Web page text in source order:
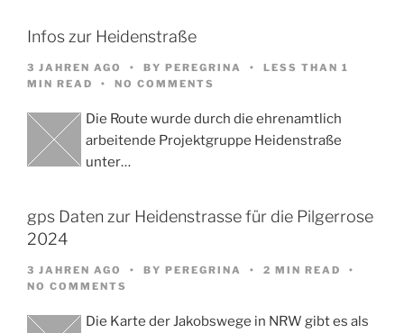
Infos zur Heidenstraße
3 JAHREN AGO BY PEREGRINA
LESS THAN 1
MIN READ
NO COMMENTS
Die Route wurde durch die ehrenamtlich
arbeitende Projektgruppe Heidenstraße
unter…
gps Daten zur Heidenstrasse für die Pilgerrose
2024
3 JAHREN AGO BY PEREGRINA
2 MIN READ
NO COMMENTS
Die Karte der Jakobswege in NRW gibt es als